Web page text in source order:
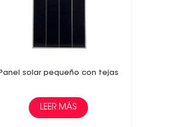
Panel solar pequeño con tejas
LEER MÁS